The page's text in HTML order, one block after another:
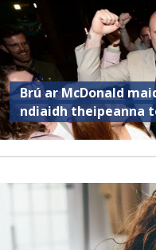
Brú ar McDonald
ndiaidh theipeanna